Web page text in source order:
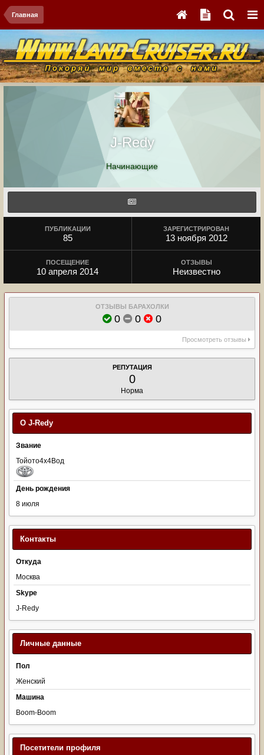
Главная
J-Redy
Начинающие
ПУБЛИКАЦИИ
85
ЗАРЕГИСТРИРОВАН
13 ноября 2012
ПОСЕЩЕНИЕ
10 апреля 2014
ОТЗЫВЫ
Неизвестно
ОТЗЫВЫ БАРАХОЛКИ
0 0 0
Просмотреть отзывы
РЕПУТАЦИЯ
0
Норма
О J-Redy
Звание
Тойото4х4Вод
День рождения
8 июля
Контакты
Откуда
Москва
Skype
J-Redy
Личные данные
Пол
Женский
Машина
Boom-Boom
Посетители профиля